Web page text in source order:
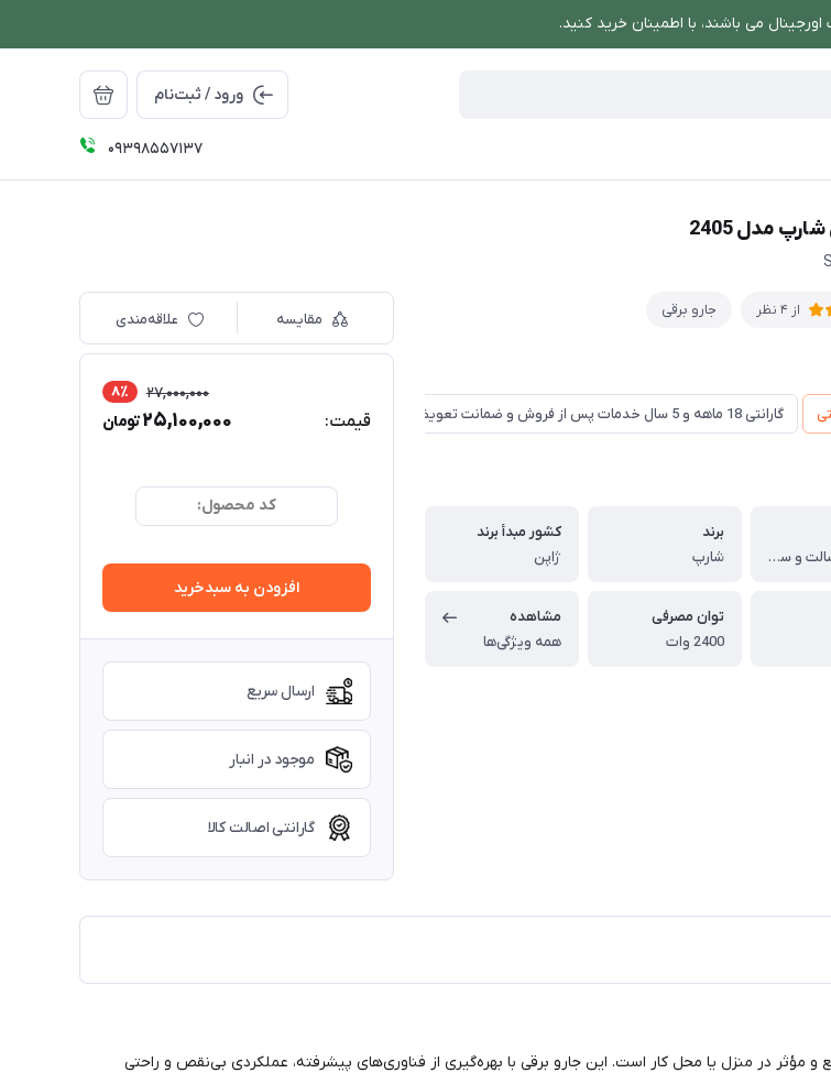
می باشند، با اطمینان خرید کنید.
ورود / ثبت‌نام
09398557137
مدل 2405
از 4 نظر جارو برقی
گارانتی 18 ماهه و 5 سال خدمات پس از فروش و ضمانت تعویض
تضمین اصالت و سلامت کالا (اورجینال)
برند
شارپ
کشور مبدأ برند
ژاپن
توان مصرفی
2400 وات
مشاهده
همه ویژگی‌ها
مقایسه علاقه‌مندی
قیمت:
27,000,000 8٪
25,100,000تومان
کد محصول:
افزودن به سبدخرید
ارسال سریع
موجود در انبار
گارانتی اصالت کالا
و مؤثر در منزل یا محل کار است. این جارو برقی با بهره‌گیری از فناوری‌های پیشرفته، عملکردی بی‌نقص و راحتی